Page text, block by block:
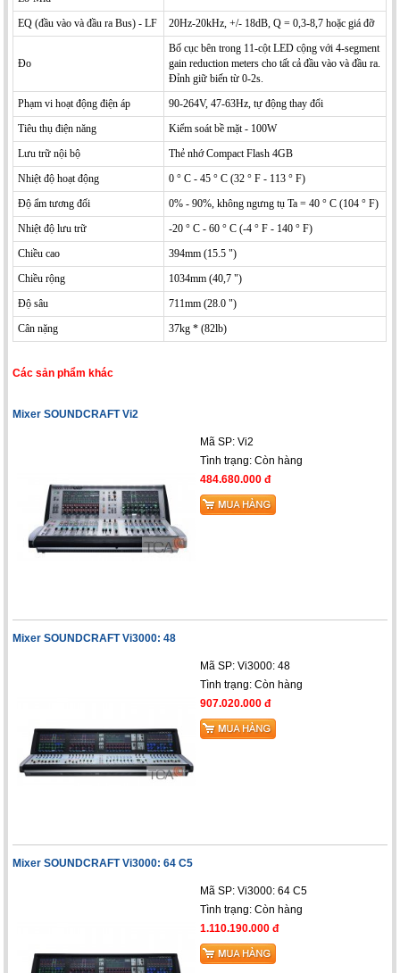
EQ (đầu vào và đầu ra Bus) - LF
20Hz-20kHz, +/- 18dB, Q = 0,3-8,7 hoặc giá đỡ
Đo
Bố cục bên trong 11-cột LED cộng với 4-segment
gain reduction meters cho tất cả đầu vào và đầu ra.
Đỉnh giữ biến từ 0-2s.
Phạm vi hoạt động điện áp
90-264V, 47-63Hz, tự động thay đổi
Tiêu thụ điện năng
Kiểm soát bề mặt - 100W
Lưu trữ nội bộ
Thẻ nhớ Compact Flash 4GB
Nhiệt độ hoạt động
0 ° C - 45 ° C (32 ° F - 113 ° F)
Độ ẩm tương đối
0% - 90%, không ngưng tụ Ta = 40 ° C (104 ° F)
Nhiệt độ lưu trữ
-20 ° C - 60 ° C (-4 ° F - 140 ° F)
Chiều cao
394mm (15.5 ")
Chiều rộng
1034mm (40,7 ")
Độ sâu
711mm (28.0 ")
Cân nặng
37kg * (82lb)
Các sản phẩm khác
Mixer SOUNDCRAFT Vi2
Mã SP: Vi2
Tình trạng: Còn hàng
484.680.000 đ
Mixer SOUNDCRAFT Vi3000: 48
Mã SP: Vi3000: 48
Tình trạng: Còn hàng
907.020.000 đ
Mixer SOUNDCRAFT Vi3000: 64 C5
Mã SP: Vi3000: 64 C5
Tình trạng: Còn hàng
1.110.190.000 đ